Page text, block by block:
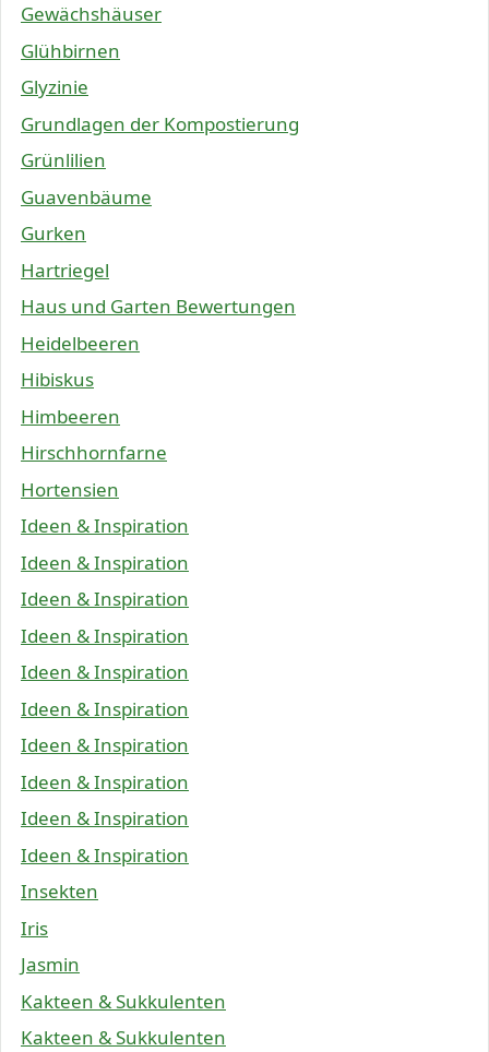
Gewächshäuser
Glühbirnen
Glyzinie
Grundlagen der Kompostierung
Grünlilien
Guavenbäume
Gurken
Hartriegel
Haus und Garten Bewertungen
Heidelbeeren
Hibiskus
Himbeeren
Hirschhornfarne
Hortensien
Ideen & Inspiration
Ideen & Inspiration
Ideen & Inspiration
Ideen & Inspiration
Ideen & Inspiration
Ideen & Inspiration
Ideen & Inspiration
Ideen & Inspiration
Ideen & Inspiration
Ideen & Inspiration
Insekten
Iris
Jasmin
Kakteen & Sukkulenten
Kakteen & Sukkulenten